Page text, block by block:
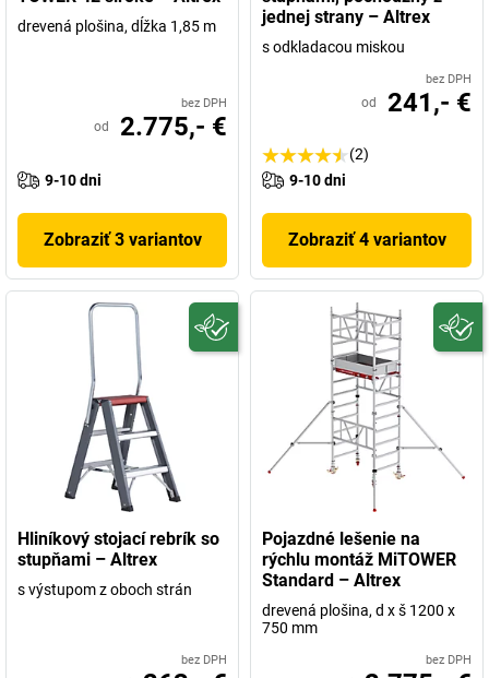
drevená plošina, dĺžka 1,85 m
bez DPH
od 2.775,- €
9-10 dni
Zobraziť 3 variantov
jednej strany – Altrex
s odkladacou miskou
bez DPH
od 241,- €
(2)
9-10 dni
Zobraziť 4 variantov
Hliníkový stojací rebrík so
stupňami – Altrex
s výstupom z oboch strán
bez DPH
Pojazdné lešenie na
rýchlu montáž MiTOWER
Standard – Altrex
drevená plošina, d x š 1200 x
750 mm
bez DPH